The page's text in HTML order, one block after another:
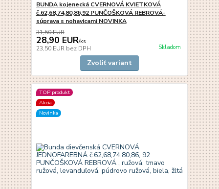
BUNDA kojenecká CVERNOVÁ KVIETKOVÁ
č.62,68,74,80,86,92 PUNČOŠKOVÁ REBROVÁ-
súprava s nohavicami NOVINKA
31,50 EUR
28,90 EUR/ks
23,50 EUR bez DPH Skladom
Zvoliť variant
TOP produkt
Akcia
Novinka